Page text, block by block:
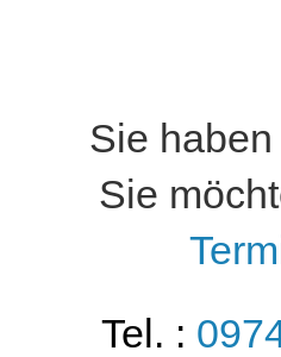
Sie haben
Sie
Tel. :